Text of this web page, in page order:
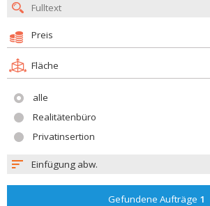
Preis
Fläche
alle
Realitätenbüro
Privatinsertion
Einfügung abw.
Gefundene Aufträge 1